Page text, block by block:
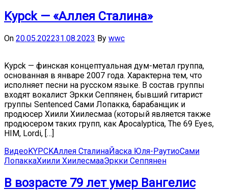
Kypck — «Аллея Сталина»
On 20.05.202231.08.2023 By wwc
Kypck — финская концептуальная дум-метал группа,
основанная в январе 2007 года. Характерна тем, что
исполняет песни на русском языке. В состав группы
входят вокалист Эркки Сеппянен, бывший гитарист
группы Sentenced Сами Лопакка, барабанщик и
продюсер Хиили Хиилесмаа (который является также
продюсером таких групп, как Apocalyptica, The 69 Eyes,
HIM, Lordi, […]
ВидеоKYPCKАллея СталинаЙаска Юля-РаутиоСами
ЛопаккаХиили ХиилесмааЭркки Сеппянен
В возрасте 79 лет умер Вангелис